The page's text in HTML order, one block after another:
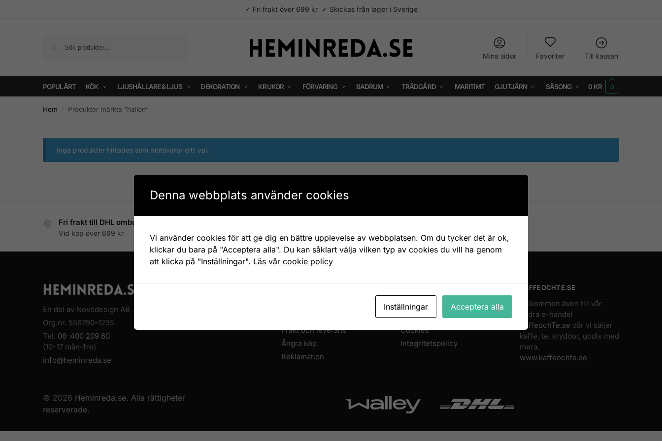
✓ Fri frakt över 699 kr ✓ Skickas från lager i Sverige
Mina sidor Favoriter Till kassan
POPULÄRT KÖK LJUSHÅLLARE & LJUS DEKORATION KRUKOR FÖRVARING BADRUM TRÄDGÅRD MARITIMT GJUTJÄRN SÄSONG 0 KR 0
Hem Produkter märkta ”hallon”
Inga produkter hittades som motsvarar ditt val.
Fri frakt till DHL ombud
Vid köp över 699 kr Betala allt direkt eller lite i taget med Walley Öppet köp 14 dagar
En del av Novodesign AB
Org.nr. 556790-1235
Tel. 08-400 209 60
(10-17 mån-fre)
info@heminreda.se
Frakt och leverans
Ångra köp
Reklamation
Om oss
Kontakta oss
Cookies
Integritetspolicy
KAFFEOCHTE.SE
Välkommen även till vår
andra e-handel
KaffeochTe.se där vi säljer
kaffe, te, kryddor, godis med
mera.
www.kaffeochte.se
© 2026 Heminreda.se. Alla rättigheter
reserverade.
Denna webbplats använder cookies
Vi använder cookies för att ge dig en bättre upplevelse av webbplatsen. Om du tycker det är ok,
klickar du bara på "Acceptera alla". Du kan såklart välja vilken typ av cookies du vill ha genom
att klicka på "Inställningar". Läs vår cookie policy
Inställningar Acceptera alla